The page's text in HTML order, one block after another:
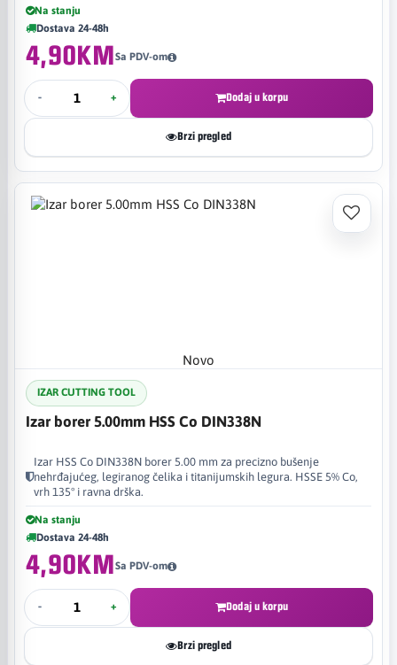
Na stanju
Dostava 24-48h
4,90KMSa PDV-om
- + Dodaj u korpu
Brzi pregled
Novo
IZAR CUTTING TOOL
Izar borer 5.00mm HSS Co DIN338N
Izar HSS Co DIN338N borer 5.00 mm za precizno bušenje
nehrđajućeg, legiranog čelika i titanijumskih legura. HSSE 5% Co,
vrh 135° i ravna drška.
Na stanju
Dostava 24-48h
4,90KMSa PDV-om
- + Dodaj u korpu
Brzi pregled